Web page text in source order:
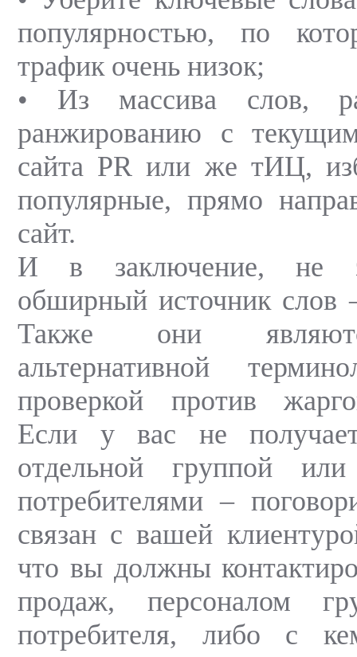
популярностью, по
трафик очень низок;
• Из массива слов,
ранжированию с
сайта PR или же тИЦ,
популярные, прямо
сайт.
И в заключение, не
обширный источник слов
Также они
альтернативной
проверкой против
Если у вас не
отдельной группой
потребителями –
связан с вашей
что вы должны
продаж, персоналом
потребителя, либо с